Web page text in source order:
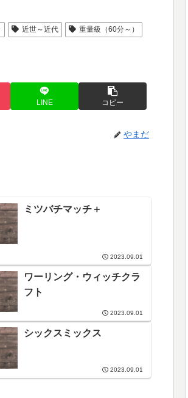
近世～近代
重量級（60分～）
LINE コピー
やまだ
ミツバチマッチ＋
2023.09.01
ワーリング・ウィッチクラ
フト
2023.09.01
シックスミックス
2023.09.01